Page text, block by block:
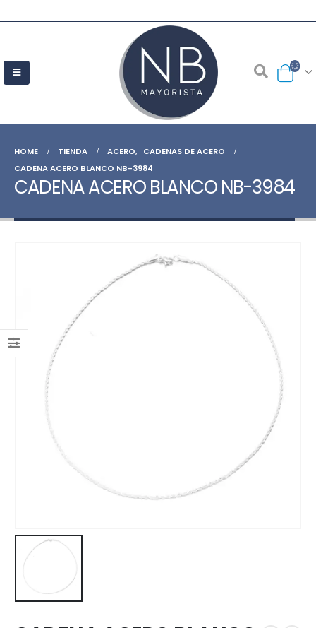
HOME TIENDA ACERO, CADENAS DE ACERO
CADENA ACERO BLANCO NB-3984
CADENA ACERO BLANCO NB-3984